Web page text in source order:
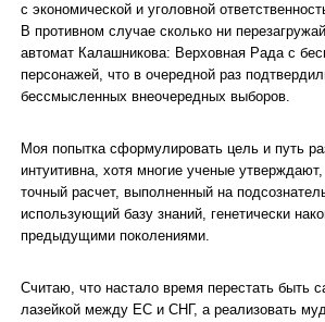
с экономической и уголовной
В противном случае сколько ни
автомат Калашникова: Верховная Рада с
персонажей, что в очередной раз
бессмысленных внеочередных выборов.
Моя попытка сформулировать цель и путь
интуитивна, хотя многие ученые
точный расчет, выполненный на
использующий базу знаний, генетически
предыдущими поколениями.
Считаю, что настало время перестать быть
лазейкой между ЕС и СНГ, а реализовать